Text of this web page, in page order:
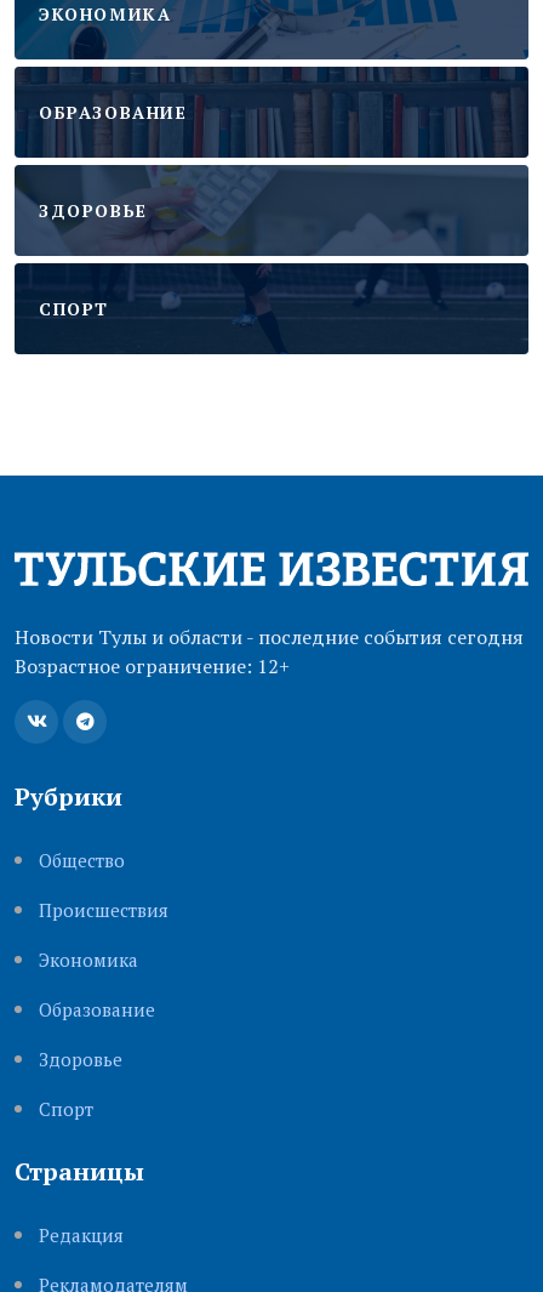
ЭКОНОМИКА
ОБРАЗОВАНИЕ
ЗДОРОВЬЕ
CПОРТ
Новости Тулы и области - последние события сегодня
Возрастное ограничение: 12+
Рубрики
Общество
Происшествия
Экономика
Образование
Здоровье
Cпорт
Страницы
Редакция
Рекламодателям